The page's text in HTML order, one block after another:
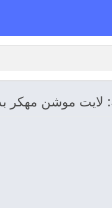
لايت موشن مهكر